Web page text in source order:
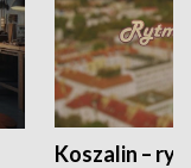
Koszalin –